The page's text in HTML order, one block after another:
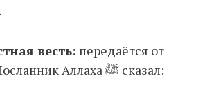
весть: передаётся от
Саубана, что Посланник Аллаха ﷺ сказал: